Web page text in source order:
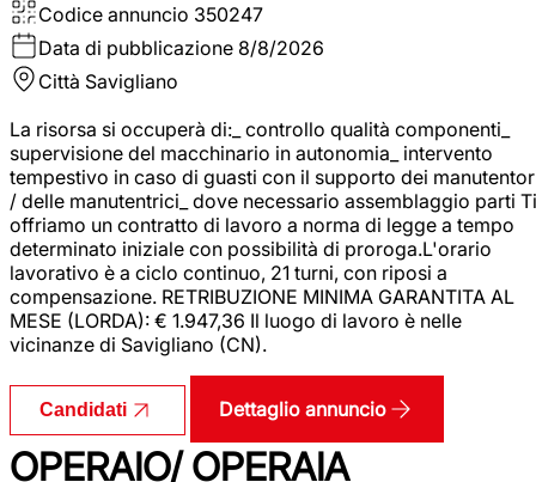
Codice annuncio 350247
Data di pubblicazione 8/8/2026
Città Savigliano
La risorsa si occuperà di:_ controllo qualità componenti_
supervisione del macchinario in autonomia_ intervento
tempestivo in caso di guasti con il supporto dei
/ delle manutentrici_ dove necessario assemblaggio parti Ti
offriamo un contratto di lavoro a norma di legge a tempo
determinato iniziale con possibilità di proroga.L'orario
lavorativo è a ciclo continuo, 21 turni, con riposi a
compensazione. RETRIBUZIONE MINIMA GARANTITA AL
MESE (LORDA): € 1.947,36 Il luogo di lavoro è nelle
vicinanze di Savigliano (CN).
Candidati Dettaglio annuncio
OPERAIO/ OPERAIA